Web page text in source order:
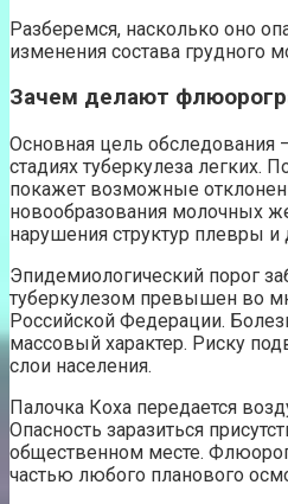
Разберемся, насколько оно
изменения состава грудного
Зачем делают
Основная цель обследования
стадиях туберкулеза легких.
покажет возможные
новообразования молочных
нарушения структур плевры
Эпидемиологический порог
туберкулезом превышен во
Российской Федерации.
массовый характер. Риску
слои населения.
Палочка Коха передается
Опасность заразиться
общественном месте.
частью любого планового